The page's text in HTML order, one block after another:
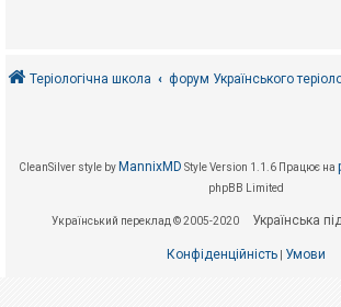
Теріологічна школа форум Українського
CleanSilver style by MannixMD Style Version 1.1.6 Працює на
phpBB Limited
Український переклад © 2005-2020 Українська
Конфіденційність| Умови